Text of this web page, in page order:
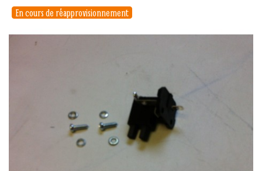
En cours de réapprovisionnement